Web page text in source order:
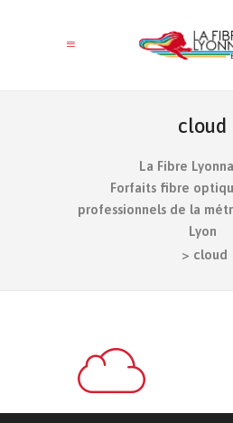
cloud
La Fibre
Forfaits fibre
professionnels de la
Lyon
> cloud